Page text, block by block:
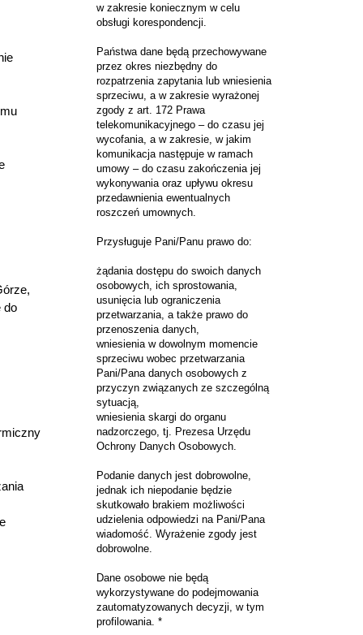
do
w zakresie koniecznym w celu
obsługi korespondencji.
Państwa dane będą przechowywane
przez okres niezbędny do
rozpatrzenia zapytania lub wniesienia
sprzeciwu, a w zakresie wyrażonej
zgody z art. 172 Prawa
telekomunikacyjnego – do czasu jej
wycofania, a w zakresie, w jakim
komunikacja następuje w ramach
umowy – do czasu zakończenia jej
wykonywania oraz upływu okresu
przedawnienia ewentualnych
roszczeń umownych.
Przysługuje Pani/Panu prawo do:
żądania dostępu do swoich danych
osobowych, ich sprostowania,
usunięcia lub ograniczenia
przetwarzania, a także prawo do
przenoszenia danych,
wniesienia w dowolnym momencie
sprzeciwu wobec przetwarzania
Pani/Pana danych osobowych z
przyczyn związanych ze szczególną
sytuacją,
wniesienia skargi do organu
nadzorczego, tj. Prezesa Urzędu
Ochrony Danych Osobowych.
Podanie danych jest dobrowolne,
jednak ich niepodanie będzie
skutkowało brakiem możliwości
udzielenia odpowiedzi na Pani/Pana
wiadomość. Wyrażenie zgody jest
dobrowolne.
Dane osobowe nie będą
wykorzystywane do podejmowania
zautomatyzowanych decyzji, w tym
profilowania. *